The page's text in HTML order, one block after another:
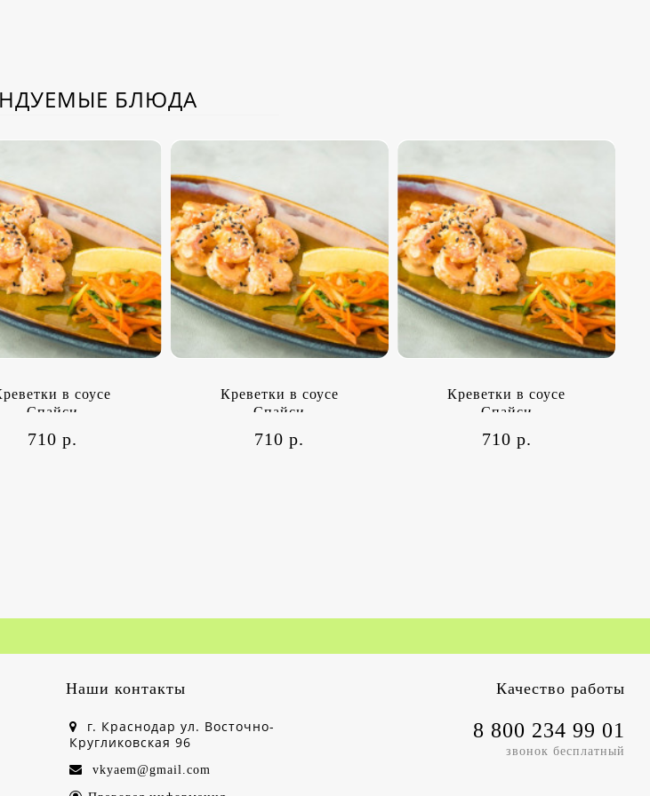
БЛЮДА
в соусе
Спайси
710 р.
Креветки в соусе
Спайси
710 р.
Креветки в соусе
Спайси
710 р.
Наши контакты
г. Краснодар ул. Восточно-
Кругликовская 96
vkyaem@gmail.com
Качество работы
8 800 234 99 01
звонок бесплатный